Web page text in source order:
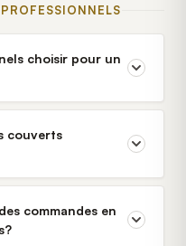
choisir pour un
couverts
commandes en